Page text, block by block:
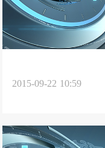
2015-09-22 10:59